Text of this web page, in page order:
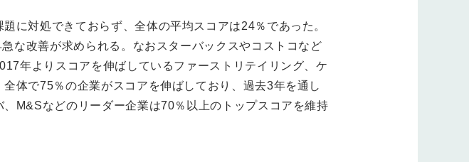
に対処できておらず、全体の平均スコアは24％であった。
な改善が求められる。なおスターバックスやコストコなど
年よりスコアを伸ばしているファーストリテイリング、ケ
体で75％の企業がスコアを伸ばしており、過去3年を通し
M&Sなどのリーダー企業は70％以上のトップスコアを維持